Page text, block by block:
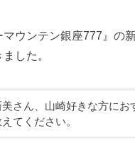
ウンテン銀座777』の
した。
美さん、山崎好きな方にお
てください。